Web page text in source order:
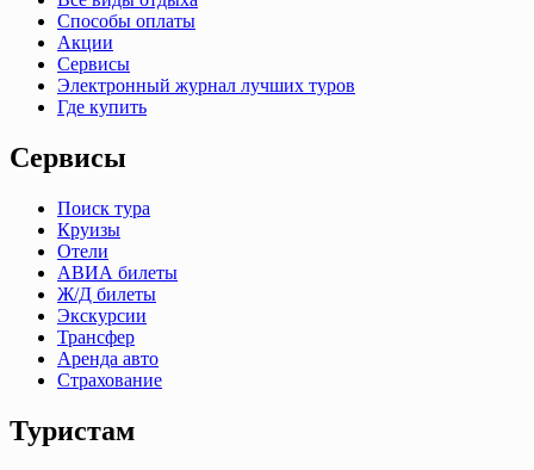
Способы оплаты
Акции
Сервисы
Электронный журнал лучших туров
Где купить
Сервисы
Поиск тура
Круизы
Отели
АВИА билеты
Ж/Д билеты
Экскурсии
Трансфер
Аренда авто
Страхование
Туристам